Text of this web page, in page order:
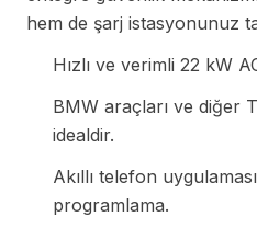
hem de şarj istasyonunuz
Hızlı ve verimli 22 kW
BMW araçları ve diğer
idealdir.
Akıllı telefon
programlama.